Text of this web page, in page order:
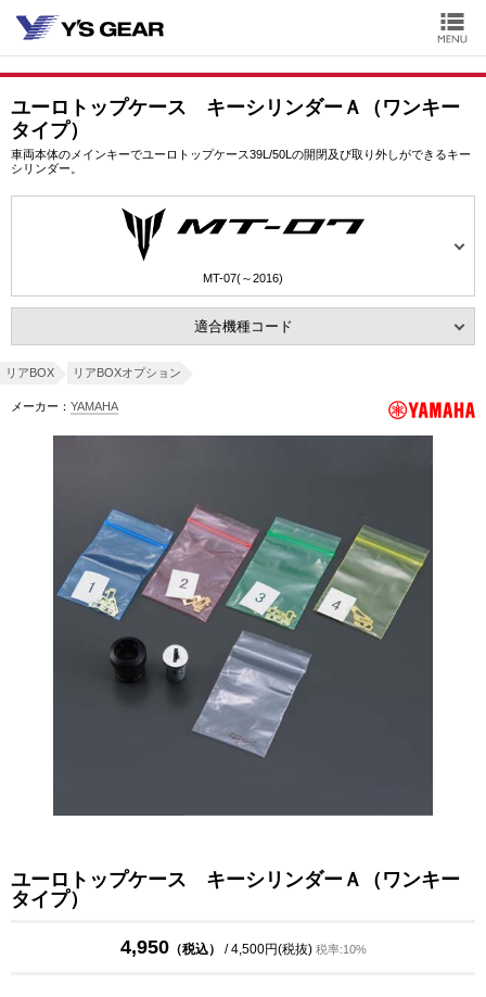
ユーロトップケース キーシリンダーＡ（ワンキー
タイプ）
車両本体のメインキーでユーロトップケース39L/50Lの開閉及び取り外しができるキー
シリンダー。
MT-07(～2016)
適合機種コード
リアBOX リアBOXオプション
メーカー： YAMAHA
ユーロトップケース キーシリンダーＡ（ワンキー
タイプ）
4,950（税込） / 4,500円(税抜) 税率:10%